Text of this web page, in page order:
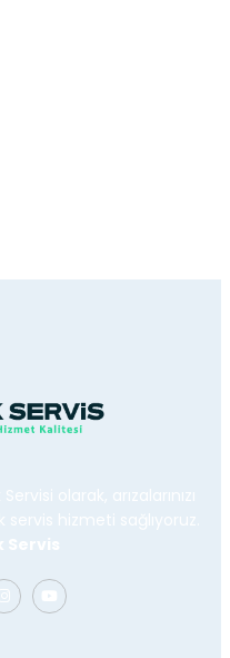
olarak, arızalarınızı
hizmeti sağlıyoruz.
Servis